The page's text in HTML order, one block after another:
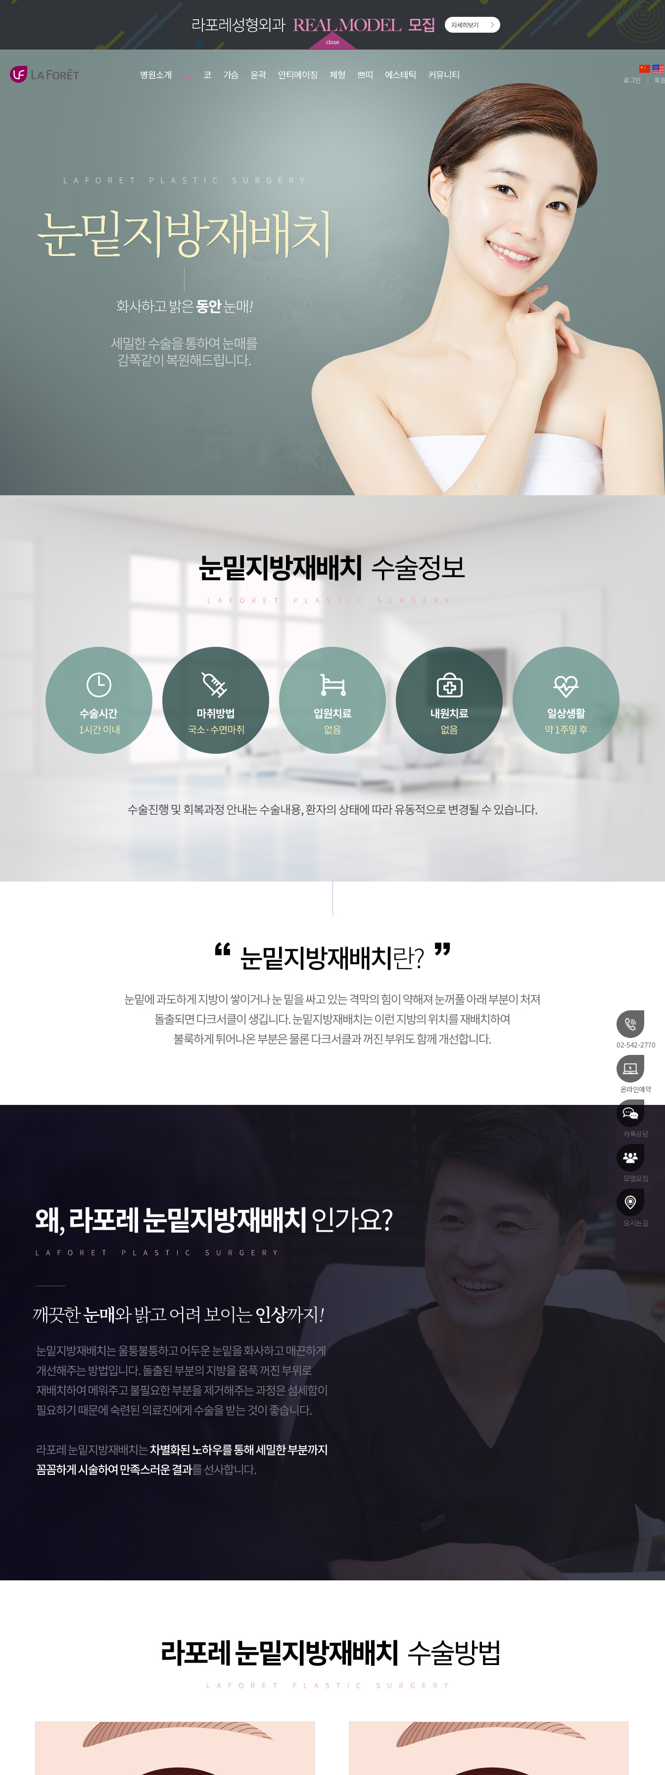
병원소개 눈 코 가슴 윤곽 안티에이징 체형 쁘띠 에스테틱 커뮤니티 로그인 회
02-542-2770
온라인예약
카톡상담
모델모집
오시는길